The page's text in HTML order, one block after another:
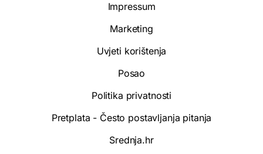
Impressum
Marketing
Uvjeti korištenja
Posao
Politika privatnosti
Pretplata - Često postavljanja pitanja
Srednja.hr